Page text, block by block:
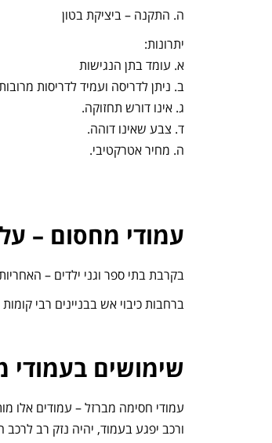
ה. התקנה – ביציקת בטון
יתרונות:
א. עומד בתן הנגישות
ב. ניתן לדריסה ועמיד לדריסות
ג. אינו דורש תחזוקה.
ד. צבע שאינו דוהה.
ה. מחיר אטרקטיבי.
עמודי מחסום –
בקרבת בתי ספר וגני ילדים –
ברחבות כיבוי אש בבניינים רבי
שימושים בעמודי
ורכב יפגע בעמוד, יהיה נזק רב